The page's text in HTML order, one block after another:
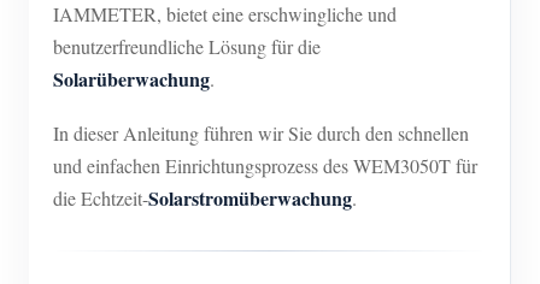
IAMMETER, bietet eine erschwingliche und
benutzerfreundliche Lösung für die
Solarüberwachung.
In dieser Anleitung führen wir Sie durch den schnellen
und einfachen Einrichtungsprozess des WEM3050T für
die Echtzeit-Solarstromüberwachung.